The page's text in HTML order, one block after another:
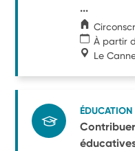
...
À partir
Le